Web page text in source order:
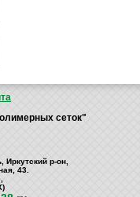
сеток"
Иркутский р-он,
43.